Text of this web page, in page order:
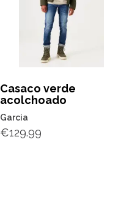
Casaco verde
acolchoado
Garcia
€129.99